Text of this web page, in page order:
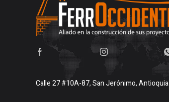
Calle 27 #10A-87, San Jerónimo, Antioquia